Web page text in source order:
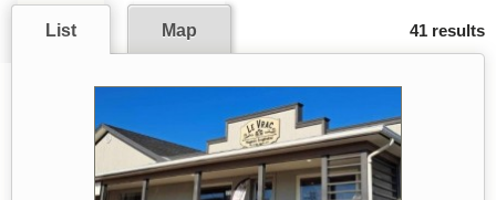
41 results
List Map